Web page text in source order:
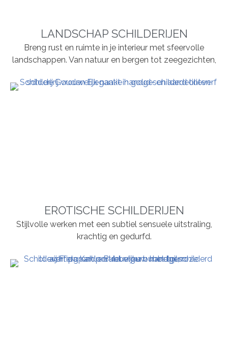
LANDSCHAP SCHILDERIJEN
Breng rust en ruimte in je interieur met sfeervolle
landschappen. Van natuur en bergen tot zeegezichten,
EROTISCHE SCHILDERIJEN
Stijlvolle werken met een subtiel sensuele uitstraling,
krachtig en gedurfd.